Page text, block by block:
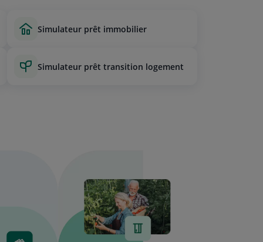
simulateur prêt immobilier
simulateur prêt transition logement